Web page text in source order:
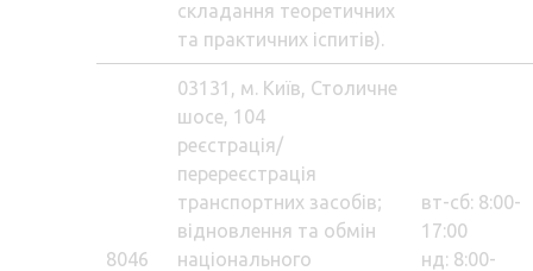
складання теоретичних
та практичних іспитів).
8046
03131, м. Київ, Столичне
шосе, 104
реєстрація/
перереєстрація
транспортних засобів;
відновлення та обмін
національного
вт-сб: 8:00-
17:00
нд: 8:00-